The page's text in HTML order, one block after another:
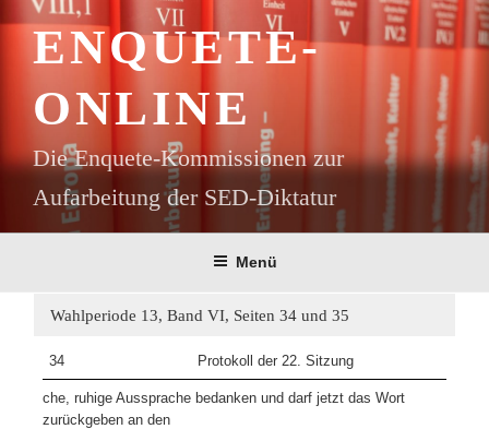
Inhalt
springenENQUETE-
ONLINE
Die Enquete-Kommissionen zur
Aufarbeitung der SED-Diktatur
Menü
Wahlperiode 13, Band VI, Seiten 34 und 35
34 Protokoll der 22. Sitzung
che, ruhige Aussprache bedanken und darf jetzt das Wort
zurückgeben an den